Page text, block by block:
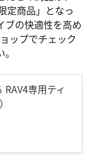
定商品」となっ
ブの快適性を高め
ップでチェック
専用ティ